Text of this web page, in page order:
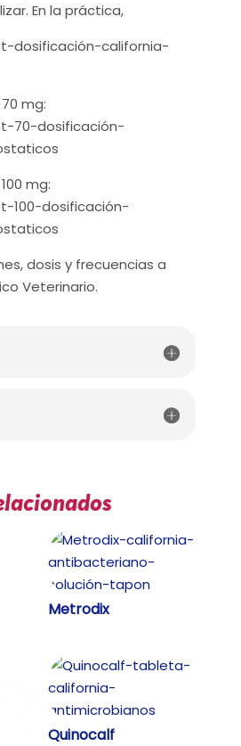
En la práctica,
mg:
mg:
dosis y frecuencias a
Veterinario.
Metrodix
Quinocalf